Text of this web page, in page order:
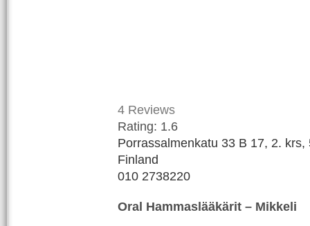
4 Reviews
Rating: 1.6
Porrassalmenkatu 33 B 17, 2. krs,
Finland
010 2738220
Oral Hammaslääkärit – Mikkeli